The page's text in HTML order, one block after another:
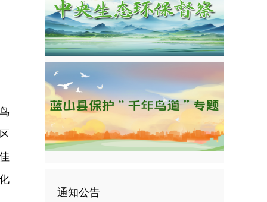
通知公告